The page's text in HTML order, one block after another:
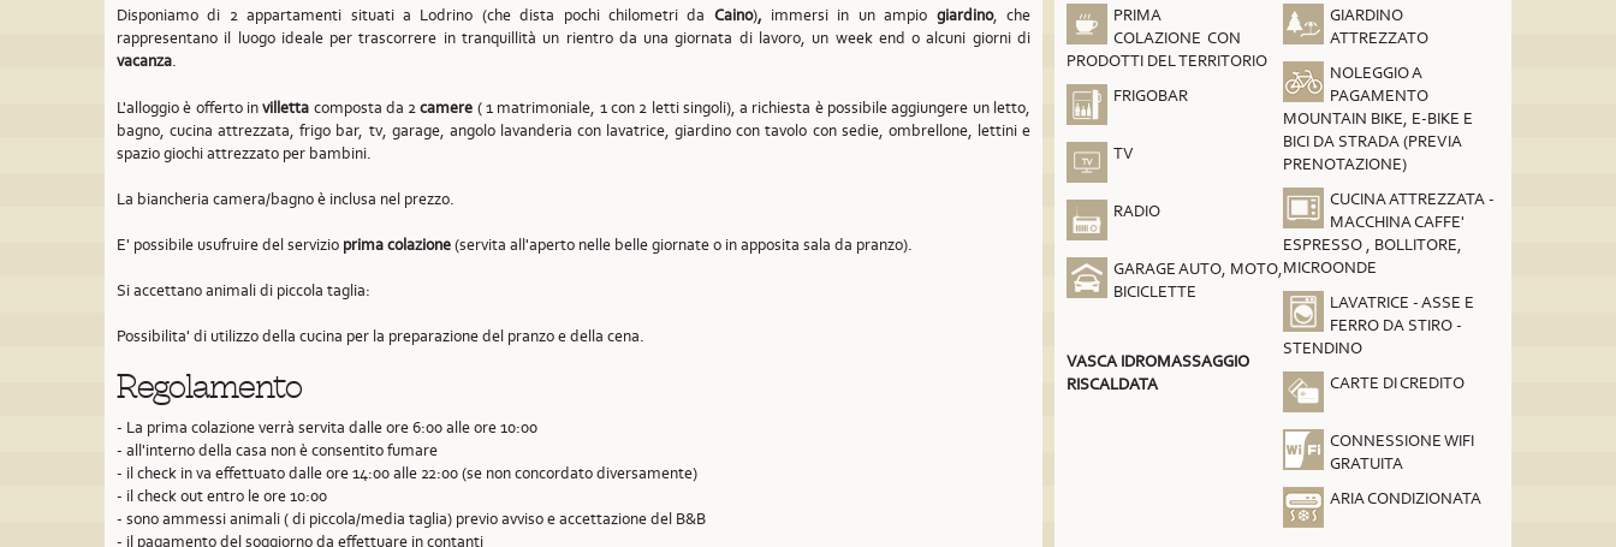
Disponiamo di 2 appartamenti situati a Lodrino (che dista pochi chilometri da Caino), immersi in un ampio giardino, che
rappresentano il luogo ideale per trascorrere in tranquillità un rientro da una giornata di lavoro, un week end o alcuni giorni di
vacanza.
L'alloggio è offerto invilletta composta da 2camere ( 1 matrimoniale, 1 con 2 letti singoli), a richiesta è possibile aggiungere un letto,
bagno, cucina attrezzata, frigo bar, tv, garage, angolo lavanderia con lavatrice, giardino con tavolo con sedie, ombrellone, lettini e
spazio giochi attrezzato per bambini.
La biancheria camera/bagno è inclusa nel prezzo.
E' possibile usufruire del servizio prima colazione(servita all'aperto nelle belle giornate o in apposita sala da pranzo).
Si accettano animali di piccola taglia:
Possibilita' di utilizzo della cucina per la preparazione del pranzo e della cena.
Regolamento
- La prima colazione verrà servita dalle ore 6:00 alle ore 10:00
- all'interno della casa non è consentito fumare
- il check in va effettuato dalle ore 14:00 alle 22:00 (se non concordato diversamente)
- il check out entro le ore 10:00
- sono ammessi animali ( di piccola/media taglia) previo avviso e accettazione del B&B
- il pagamento del soggiorno da effettuare in contanti
PRIMA
COLAZIONE CON
PRODOTTI DEL TERRITORIO
FRIGOBAR
TV
RADIO
GARAGE AUTO, MOTO,
BICICLETTE
VASCA IDROMASSAGGIO
RISCALDATA
GIARDINO
ATTREZZATO
NOLEGGIO A
PAGAMENTO
MOUNTAIN BIKE, E-BIKE E
BICI DA STRADA (PREVIA
PRENOTAZIONE)
CUCINA ATTREZZATA -
MACCHINA CAFFE'
ESPRESSO , BOLLITORE,
MICROONDE
LAVATRICE - ASSE E
FERRO DA STIRO -
STENDINO
CARTE DI CREDITO
CONNESSIONE WIFI
GRATUITA
ARIA CONDIZIONATA